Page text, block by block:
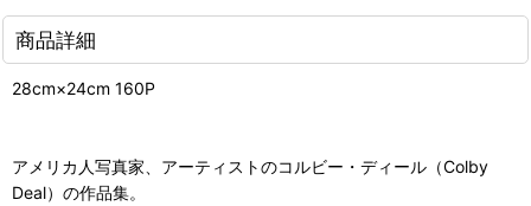
商品詳細
28cm×24cm 160P
アメリカ人写真家、アーティストのコルビー・ディール（Colby
Deal）の作品集。